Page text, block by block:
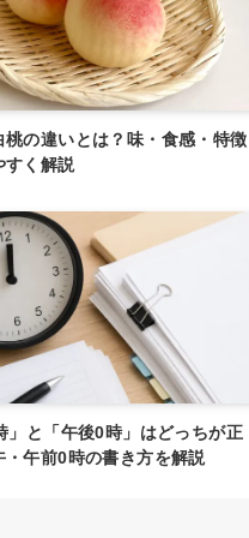
桃の違いとは？味・食感・特徴
すく解説
」と「午後0時」はどっちが正
・午前0時の書き方を解説